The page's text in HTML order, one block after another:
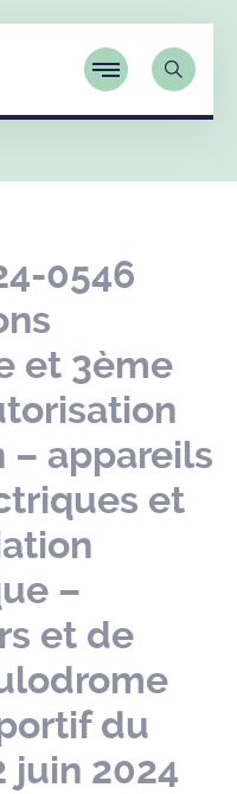
0546
et 3ème
– appareils
et
–
et de
du
juin 2024